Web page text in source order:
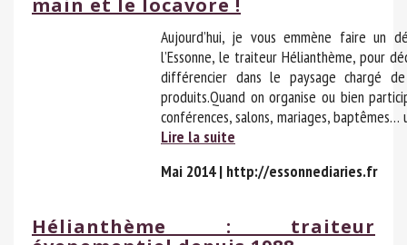
main et le locavore !
Aujourd’hui, je vous emmène faire un
l’Essonne, le traiteur Hélianthème, pour
différencier dans le paysage chargé
produits.Quand on organise ou bien
conférences, salons, mariages,
Lire la suite
Mai 2014 | http://essonnediaries.fr
Hélianthème : traiteur